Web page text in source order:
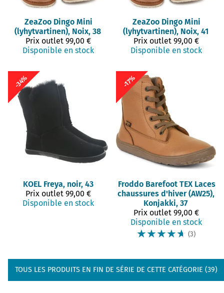
ZeaZoo Dingo Mini
(lyhytvartinen), Noix, 38
Prix outlet99,00 €
Disponible en stock
ZeaZoo Dingo Mini
(lyhytvartinen), Noix, 41
Prix outlet99,00 €
Disponible en stock
-34%
KOEL Freya, noir, 43
Prix outlet99,00 €
Disponible en stock
-17%
Froddo Barefoot TEX Laces
chaussures d'hiver (AW25),
Konjakki, 37
Prix outlet99,00 €
Disponible en stock
☆☆☆☆☆ (3)
TOUS LES PRODUITS EN FIN DE SÉRIE DE CETTE CATÉGORIE (39)